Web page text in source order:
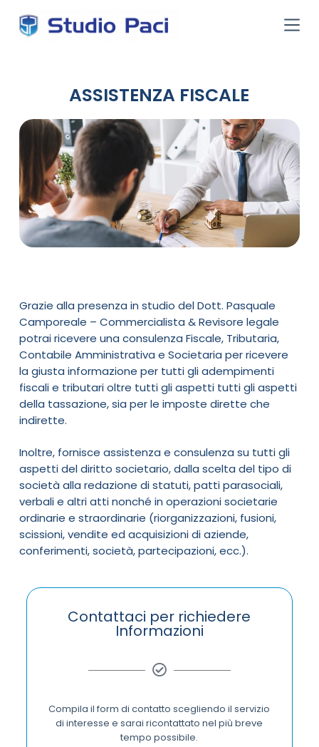
n
n
o
ASSISTENZA FISCALE
Grazie alla presenza in studio del Dott. Pasquale
Camporeale – Commercialista & Revisore legale
potrai ricevere una consulenza Fiscale, Tributaria,
Contabile Amministrativa e Societaria per ricevere
la giusta informazione per tutti gli adempimenti
fiscali e tributari oltre tutti gli aspetti tutti gli aspetti
della tassazione, sia per le imposte dirette che
indirette.
Inoltre, fornisce assistenza e consulenza su tutti gli
aspetti del diritto societario, dalla scelta del tipo di
società alla redazione di statuti, patti parasociali,
verbali e altri atti nonché in operazioni societarie
ordinarie e straordinarie (riorganizzazioni, fusioni,
scissioni, vendite ed acquisizioni di aziende,
conferimenti, società, partecipazioni, ecc.).
Contattaci per richiedere
Informazioni
Compila il form di contatto scegliendo il servizio
di interesse e sarai ricontattato nel più breve
tempo possibile.